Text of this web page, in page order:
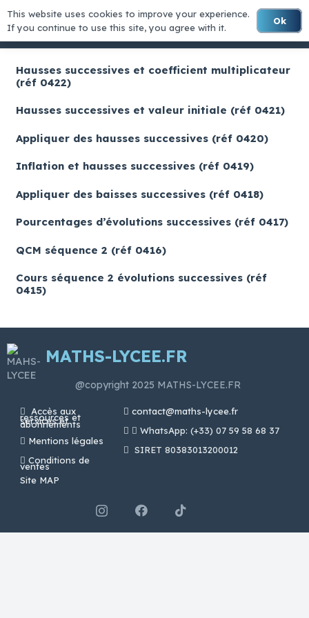
MATHS-LYCEE
Hausses successives et coefficient multiplicateur
(réf 0422)
Hausses successives et valeur initiale (réf 0421)
Appliquer des hausses successives (réf 0420)
Inflation et hausses successives (réf 0419)
Appliquer des baisses successives (réf 0418)
Pourcentages d’évolutions successives (réf 0417)
QCM séquence 2 (réf 0416)
Cours séquence 2 évolutions successives (réf
0415)
MATHS-LYCEE.FR
@copyright 2025 MATHS-LYCEE.FR
Accès aux
ressources et
services et
abonnements
Mentions légales
Conditions de
ventes
Site MAP
contact@maths-lycee.fr
WhatsApp: (+33) 07 59 58 68 37
SIRET 80383013200012
This website uses cookies to improve your experience.
If you continue to use this site, you agree with it.
Ok